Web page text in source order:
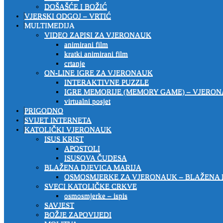
DOŠAŠĆE I BOŽIĆ
VJERSKI ODGOJ – VRTIĆ
MULTIMEDIJA
VIDEO ZAPISI ZA VJERONAUK
animirani film
kratki animirani film
crtanje
ON-LINE IGRE ZA VJERONAUK
INTERAKTIVNE PUZZLE
IGRE MEMORIJE (MEMORY GAME) –
virtualni posjet
PRIGODNO
SVIJET INTERNETA
KATOLIČKI VJERONAUK
ISUS KRIST
APOSTOLI
ISUSOVA ČUDESA
BLAŽENA DJEVICA MARIJA
OSMOSMJERKE ZA VJERONAUK – BLAŽENA
SVECI KATOLIČKE CRKVE
osmosmjerke – ispis
SAVJEST
BOŽJE ZAPOVIJEDI